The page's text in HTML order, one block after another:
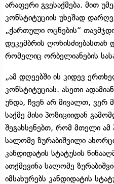
არაფერი გვესაქმება. მით
კონსტიტუციის უხეშად
„ქართული ოცნების“
დეკემბრის ღონისძიებასთან
რომელიც ორბელიანების
„ამ დღეებში ის კიდევ
კონსტიტუციას. ასეთი
უნდა, ჩვენ არ მივალთ, ვერ
საქმე მისი პოზიციიდან
შეგახსენებთ, რომ მთელი ამ
სალომე ზურაბიშვილი
კანდიდატის სტატუსის
ათქმევინა სალომე
იმსახურებს კანდიდატის